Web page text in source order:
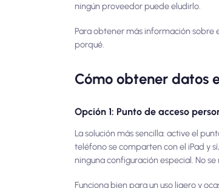
ningún proveedor puede eludirlo.
Para obtener más información sobre
porqué.
Cómo obtener datos
Opción 1: Punto de acceso
La solución más sencilla: active el
teléfono se comparten con el iPad y
ninguna configuración especial. No
Funciona bien para un uso ligero y